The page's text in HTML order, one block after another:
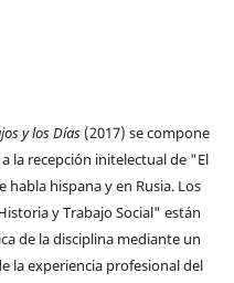
y los Días(2017) se compone
la recepción initelectual de "El
hispana y en Rusia. Los
y Trabajo Social" están
de la disciplina mediante un
la experiencia profesional del